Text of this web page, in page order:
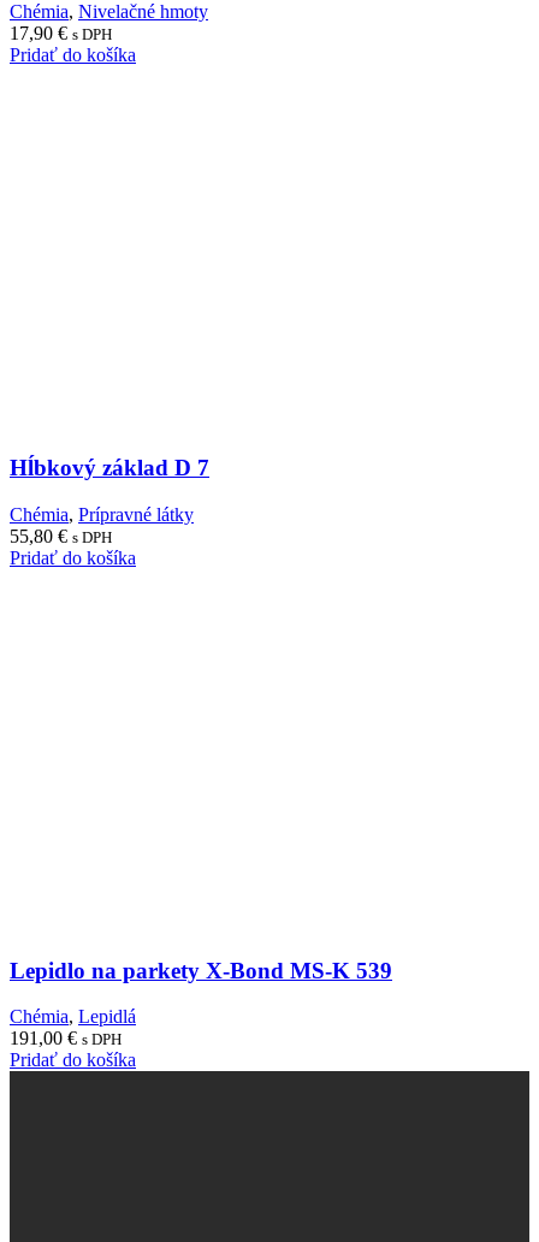
Chémia, Nivelačné hmoty
17,90 € s DPH
Pridať do košíka
Hĺbkový základ D 7
Chémia, Prípravné látky
55,80 € s DPH
Pridať do košíka
Lepidlo na parkety X-Bond MS-K 539
Chémia, Lepidlá
191,00 € s DPH
Pridať do košíka